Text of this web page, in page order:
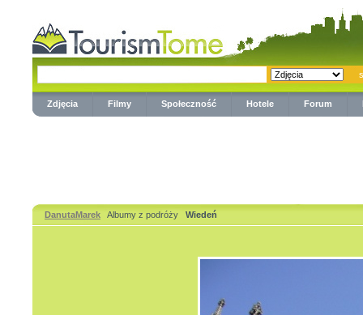
Zdjęcia Filmy Społeczność Hotele Forum
DanutaMarek Albumy z podróży Wiedeń